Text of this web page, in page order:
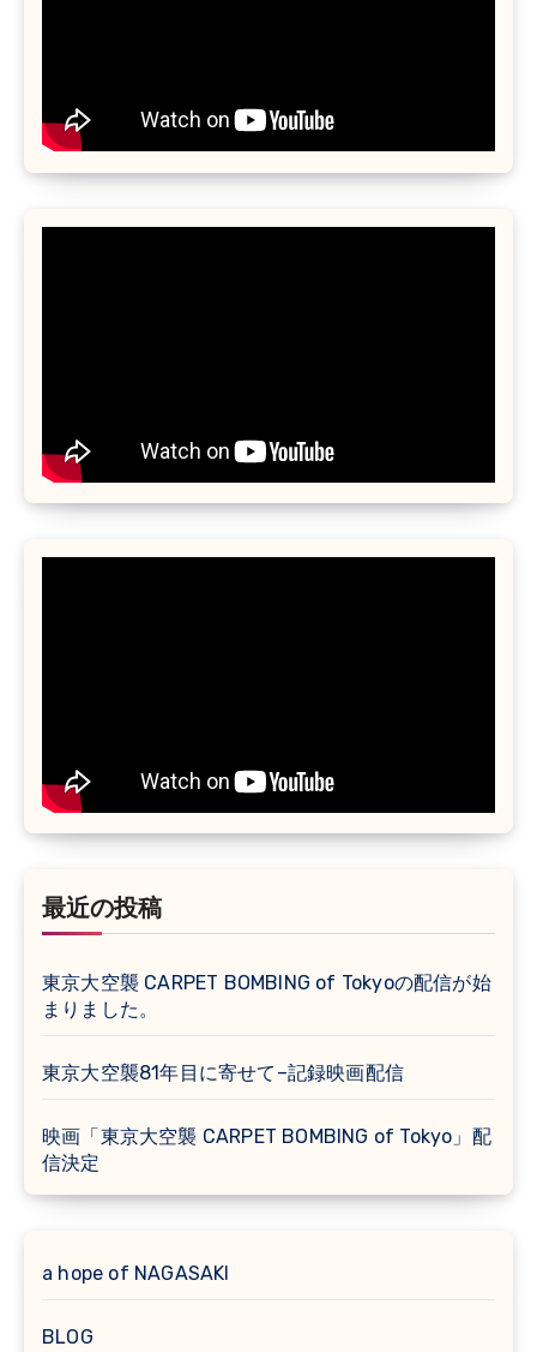
最近の投稿
東京大空襲 CARPET BOMBING of Tokyoの配信が始
まりました。
東京大空襲81年目に寄せて–記録映画配信
映画「東京大空襲 CARPET BOMBING of Tokyo」配
信決定
a hope of NAGASAKI
BLOG